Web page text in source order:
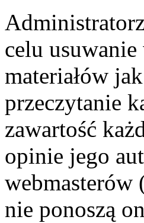
celu
materiałów
przeczytanie
zawartość
opinie jego
webmasterów
nie ponoszą